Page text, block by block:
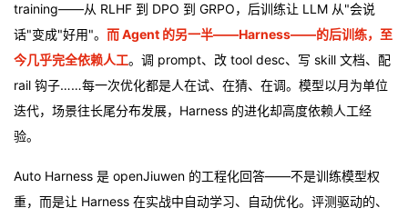
的
博
客
我
的
论
我
的
子
我
直
的
我
training——从 RLHF 到 DPO 到 GRPO，后训练让 LLM 从"会说
话"变成"好用"。 而 Agent 的另一半——Harness——的后训练，至
今几乎完全依赖人工。调 prompt、改 tool desc、写 skill 文档、配
rail 钩子……每一次优化都是人在试、在猜、在调。模型以月为单位
迭代，场景往长尾分布发展，Harness 的进化却高度依赖人工经
验。
Auto Harness 是 openJiuwen 的工程化回答——不是训练模型权
重，而是让 Harness 在实战中自动学习、自动优化。评测驱动的、